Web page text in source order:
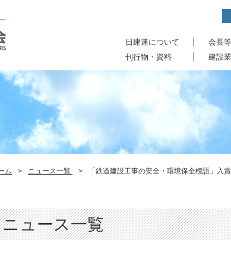
日建連について 会長
刊行物・資料
建設
ム > ニュース一覧 > 「鉄道建設工事の安全・環境保全標語」入
ニュース一覧